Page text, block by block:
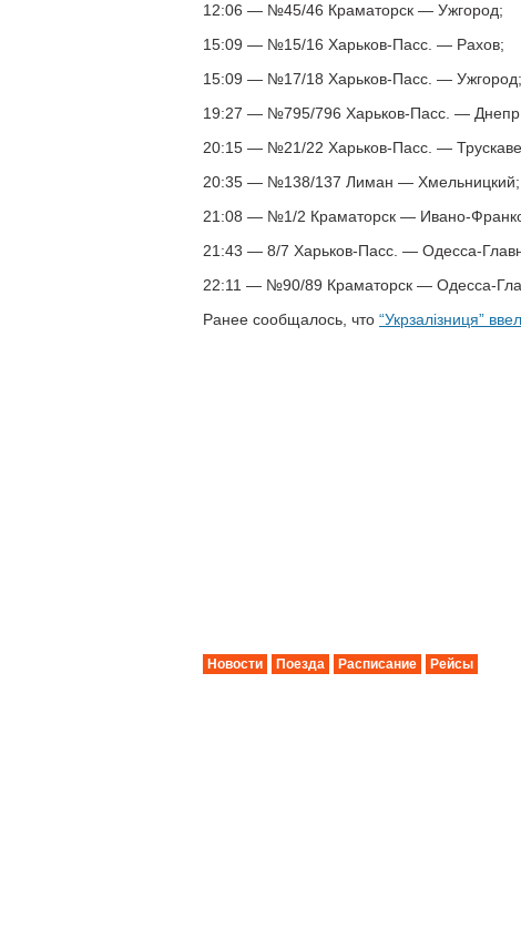
12:06 — №45/46 Краматорск — Ужгород;
15:09 — №15/16 Харьков-Пасс. — Рахов;
15:09 — №17/18 Харьков-Пасс. — Ужгород;
19:27 — №795/796 Харьков-Пасс. —
20:15 — №21/22 Харьков-Пасс. —
20:35 — №138/137 Лиман — Хмельницкий;
21:08 — №1/2 Краматорск — Ивано-
21:43 — 8/7 Харьков-Пасс. — Одесса-
22:11 — №90/89 Краматорск — Одесса-
Ранее сообщалось, что “Укрзалізниця”
Новости Поезда Расписание Рейсы